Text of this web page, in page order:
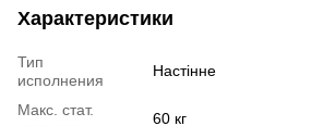
Характеристики
Тип
исполнения
Настінне
Макс. стат.
60 кг